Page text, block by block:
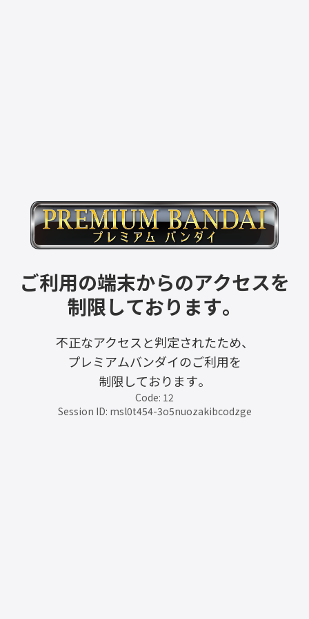
ご利用の端末からのアクセスを
制限しております。
不正なアクセスと判定されたため、
プレミアムバンダイのご利用を
制限しております。
Code: 12
Session ID: msl0t454-3o5nuozakibcodzge